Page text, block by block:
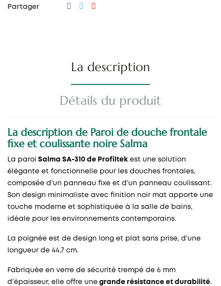
Partager
La description
Détails du produit
La description de Paroi de douche frontale
fixe et coulissante noire Salma
La paroi Salma SA-310 de Profiltek est une solution
élégante et fonctionnelle pour les douches frontales,
composée d’un panneau fixe et d’un panneau coulissant.
Son design minimaliste avec finition noir mat apporte une
touche moderne et sophistiquée à la salle de bains,
idéale pour les environnements contemporains.
La poignée est de design long et plat sans prise, d’une
longueur de 44,7 cm.
Fabriquée en verre de sécurité trempé de 6 mm
d’épaisseur, elle offre une grande résistance et durabilité.